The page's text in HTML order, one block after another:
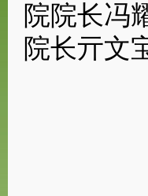
院院长冯
院长亓文